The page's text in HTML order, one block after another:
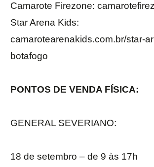
Camarote Firezone:
Star Arena Kids:
camarotearenakids.com.br/star-
botafogo
PONTOS DE VENDA FÍSICA:
GENERAL SEVERIANO:
18 de setembro – de 9 às 17h